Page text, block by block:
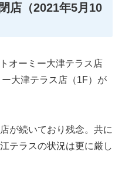
店（2021年5月10
オーミー大津テラス店
ー大津テラス店（1F）が
が続いており残念。共に
テラスの状況は更に厳し